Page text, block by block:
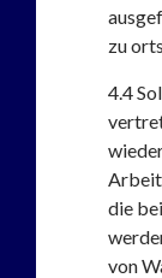
zu
4.4
die
von